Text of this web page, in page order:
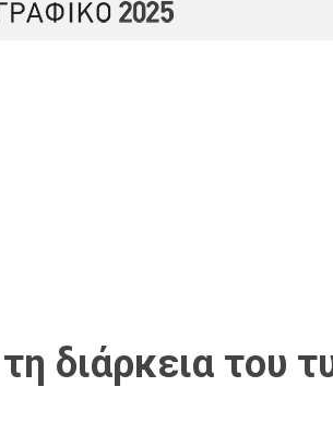
διάρκεια του